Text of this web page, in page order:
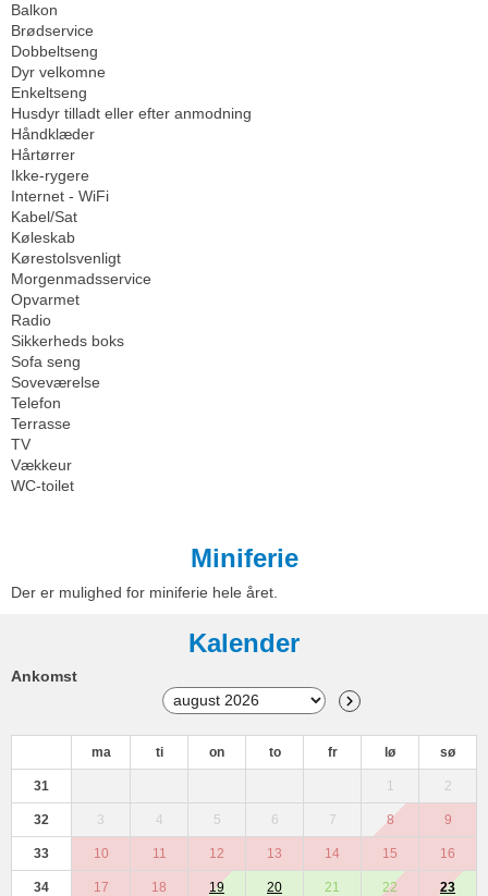
Balkon
Brødservice
Dobbeltseng
Dyr velkomne
Enkeltseng
Husdyr tilladt eller efter anmodning
Håndklæder
Hårtørrer
Ikke-rygere
Internet - WiFi
Kabel/Sat
Køleskab
Kørestolsvenligt
Morgenmadsservice
Opvarmet
Radio
Sikkerheds boks
Sofa seng
Soveværelse
Telefon
Terrasse
TV
Vækkeur
WC-toilet
Miniferie
Der er mulighed for miniferie hele året.
Kalender
Ankomst
ma ti on to fr lø sø
31 1 2
32 3 4 5 6 7 8 9
33 10 11 12 13 14 15 16
34 17 18 19 20 21 22 23